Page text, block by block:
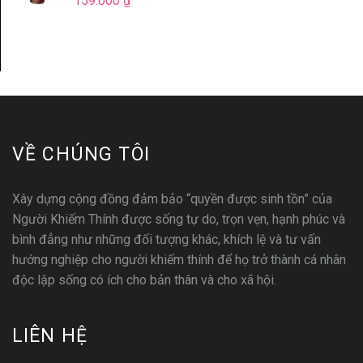
VỀ CHÚNG TÔI
Xây dựng cộng đồng đảm bảo “quyền được sinh tồn” của
Người Khiếm Thính được sống tự do, trọn vẹn, hạnh phúc và
bình đẳng như những đối tượng khác, khích lệ và tư vấn
hướng nghiệp cho người khiếm thính để họ trở thành cá nhân
độc lập sống có ích cho bản thân và cho xã hội.
LIÊN HỆ